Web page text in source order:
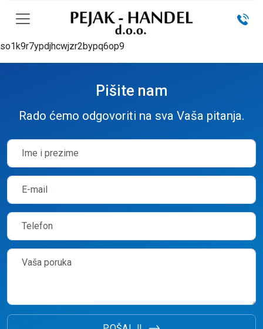
so1k9r7ypdjhcwjzr2bypq6op9
Pišite nam
Rado ćemo odgovoriti na sva Vaša pitanja.